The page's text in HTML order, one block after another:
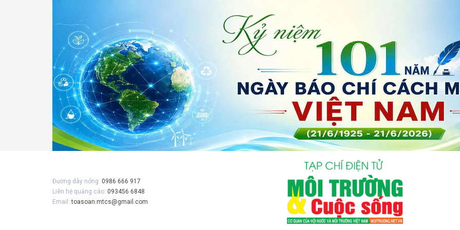
Đường dây nóng: 0986 666 917
Liên hệ quảng cáo: 093456 6848
Email:toasoan.mtcs@gmail.com
Gửi bình luận